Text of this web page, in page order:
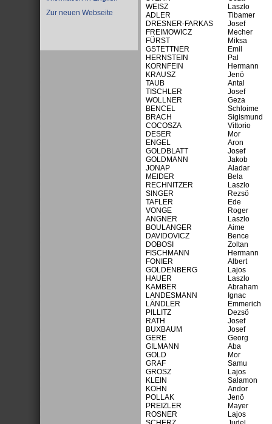
Zur neuen Webseite
WEISZ
Laszlo
ADLER
Tibamer
DRESNER-FARKAS
Josef
FREIMOWICZ
Mecher
FÜRST
Miksa
GSTETTNER
Emil
HERNSTEIN
Pal
KORNFEIN
Hermann
KRAUSZ
Jenö
TAUB
Antal
TISCHLER
Josef
WOLLNER
Geza
BENCEL
Schloime
BRACH
Sigismund
COCOSZA
Vittorio
DESER
Mor
ENGEL
Aron
GOLDBLATT
Josef
GOLDMANN
Jakob
JONAP
Aladar
MEIDER
Bela
RECHNITZER
Laszlo
SINGER
Rezsö
TAFLER
Ede
VONGE
Roger
ANGNER
Laszlo
BOULANGER
Aime
DAVIDOVICZ
Bence
DOBOSI
Zoltan
FISCHMANN
Hermann
FONIER
Albert
GOLDENBERG
Lajos
HAUER
Laszlo
KAMBER
Abraham
LANDESMANN
Ignac
LÄNDLER
Emmerich
PILLITZ
Dezsö
RATH
Josef
BUXBAUM
Josef
GERE
Georg
GILMANN
Aba
GOLD
Mor
GRAF
Samu
GROSZ
Lajos
KLEIN
Salamon
KOHN
Andor
POLLAK
Jenö
PREIZLER
Mayer
ROSNER
Lajos